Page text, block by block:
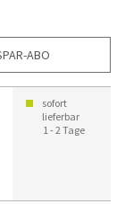
ABO
sofort
lieferbar
1 - 2 Tage